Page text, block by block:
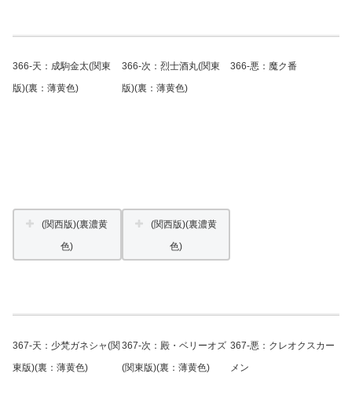
366-天：成駒金太(関東
版)(裏：薄黄色)
366-次：烈士酒丸(関東
版)(裏：薄黄色)
366-悪：魔ク番
(関西版)(裏濃黄
色)
(関西版)(裏濃黄
色)
367-天：少梵ガネシャ(関
東版)(裏：薄黄色)
367-次：殿・ベリーオズ
(関東版)(裏：薄黄色)
367-悪：クレオクスカー
メン